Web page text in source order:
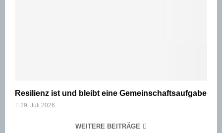
Resilienz ist und bleibt eine Gemeinschaftsaufgabe
29. Juli 2026
WEITERE BEITRÄGE